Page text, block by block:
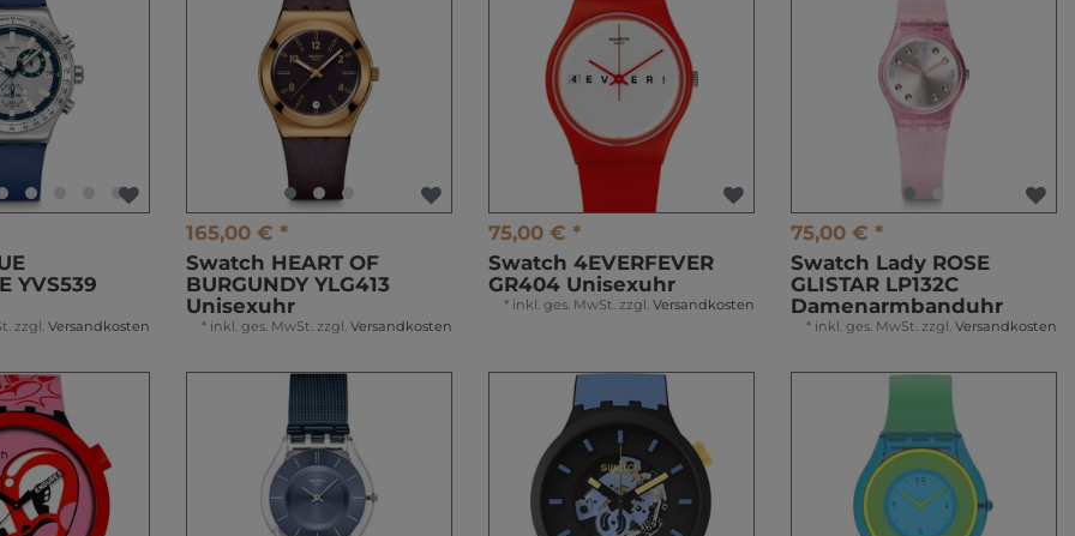
YVS539
zzgl. Versandkosten
165,00 € *
Swatch HEART OF
BURGUNDY YLG413
Unisexuhr
* inkl. ges. MwSt. zzgl. Versandkosten
75,00 € *
Swatch 4EVERFEVER
GR404 Unisexuhr
* inkl. ges. MwSt. zzgl. Versandkosten
75,00 € *
Swatch Lady ROSE
GLISTAR LP132C
Damenarmbanduhr
* inkl. ges. MwSt. zzgl. Versandkosten